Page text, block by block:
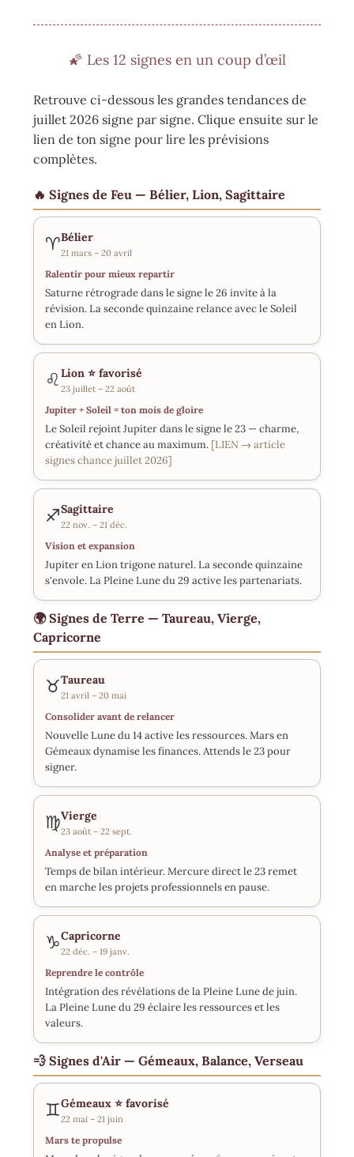
🌠 Les 12 signes en un coup d’œil
Retrouve ci-dessous les grandes tendances de
juillet 2026 signe par signe. Clique ensuite sur le
lien de ton signe pour lire les prévisions
complètes.
🔥 Signes de Feu — Bélier, Lion, Sagittaire
♈Bélier
21 mars – 20 avril
Ralentir pour mieux repartir
Saturne rétrograde dans le signe le 26 invite à la
révision. La seconde quinzaine relance avec le Soleil
en Lion.
♌Lion ⭐ favorisé
23 juillet – 22 août
Jupiter + Soleil = ton mois de gloire
Le Soleil rejoint Jupiter dans le signe le 23 — charme,
créativité et chance au maximum. [LIEN → article
signes chance juillet 2026]
♐Sagittaire
22 nov. – 21 déc.
Vision et expansion
Jupiter en Lion trigone naturel. La seconde quinzaine
s'envole. La Pleine Lune du 29 active les partenariats.
🌍 Signes de Terre — Taureau, Vierge,
Capricorne
♉Taureau
21 avril – 20 mai
Consolider avant de relancer
Nouvelle Lune du 14 active les ressources. Mars en
Gémeaux dynamise les finances. Attends le 23 pour
signer.
♍Vierge
23 août – 22 sept.
Analyse et préparation
Temps de bilan intérieur. Mercure direct le 23 remet
en marche les projets professionnels en pause.
♑Capricorne
22 déc. – 19 janv.
Reprendre le contrôle
Intégration des révélations de la Pleine Lune de juin.
La Pleine Lune du 29 éclaire les ressources et les
valeurs.
💨 Signes d'Air — Gémeaux, Balance, Verseau
♊Gémeaux ⭐ favorisé
22 mai – 21 juin
Mars te propulse